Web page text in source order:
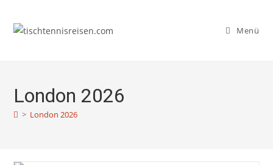
Inhalt
springen
Menü
London 2026
> London 2026